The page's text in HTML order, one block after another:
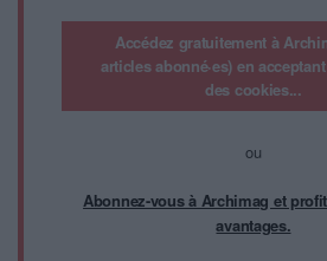
Accédez gratuitement à
articles abonné·es) en
des cookies...
ou
Abonnez-vous à Archimag et
avantages.